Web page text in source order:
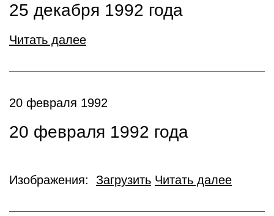
25 декабря 1992 года
Читать далее
20 февраля 1992
20 февраля 1992 года
Изображения: Загрузить Читать далее